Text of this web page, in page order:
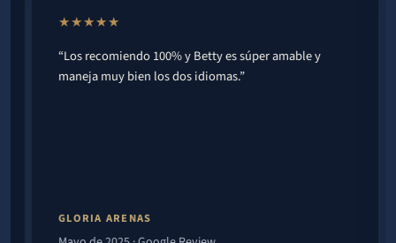
★★★★★
“Los recomiendo 100% y Betty es súper amable y
maneja muy bien los dos idiomas.”
GLORIA ARENAS